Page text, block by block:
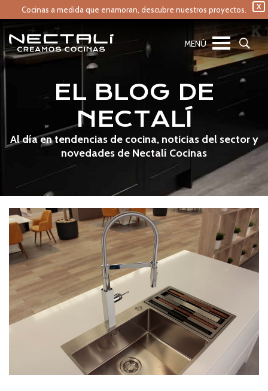
X
Cocinas a medida que enamoran, descubre nuestros proyectos.
EL BLOG DE
NECTALÍ
Al día en tendencias de cocina, noticias del sector y
novedades de Nectalí Cocinas